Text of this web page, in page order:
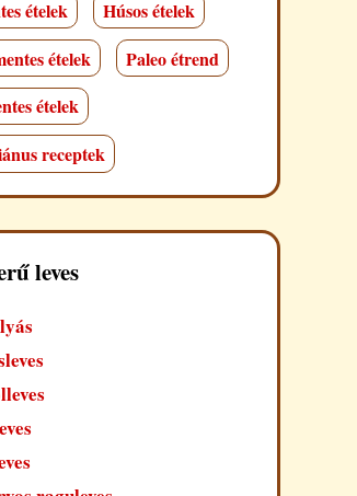
ételek
Húsos ételek
ételek
Paleo étrend
ételek
receptek
leves